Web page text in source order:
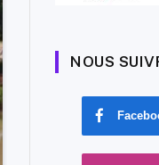
NOUS